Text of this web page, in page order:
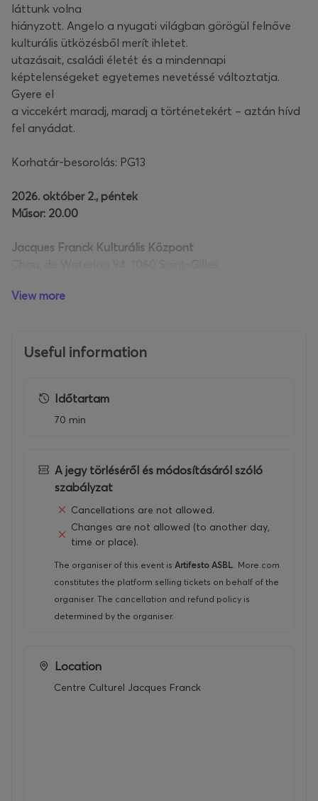
láttunk volna
hiányzott. Angelo a nyugati világban görögül felnőve
kulturális ütközésből merít ihletet.
utazásait, családi életét és a mindennapi
képtelenségeket egyetemes nevetéssé változtatja.
Gyere el
a viccekért maradj, maradj a történetekért – aztán hívd
fel anyádat.
Korhatár-besorolás: PG13
2026. október 2., péntek
Műsor: 20.00
Jacques Franck Kulturális Központ
View more
Useful information
Időtartam
70 min
A jegy törléséről és módosításáról szóló
szabályzat
Cancellations are not allowed.
Changes are not allowed (to another day,
time or place).
The organiser of this event is Artifesto ASBL. More.com
constitutes the platform selling tickets on behalf of the
organiser. The cancellation and refund policy is
determined by the organiser.
Location
Centre Culturel Jacques Franck